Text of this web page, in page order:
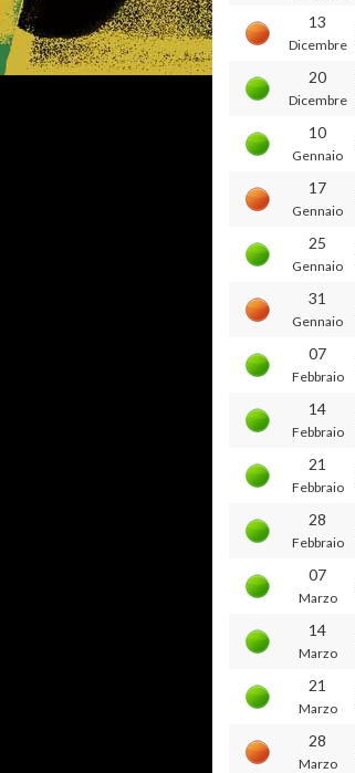
13
Dicembre
20
Dicembre
10
Gennaio
17
Gennaio
25
Gennaio
31
Gennaio
07
Febbraio
14
Febbraio
21
Febbraio
28
Febbraio
07
Marzo
14
Marzo
21
Marzo
28
Marzo